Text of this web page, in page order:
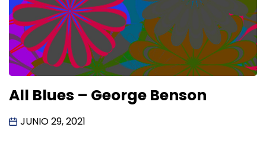
All Blues – George Benson
JUNIO 29, 2021